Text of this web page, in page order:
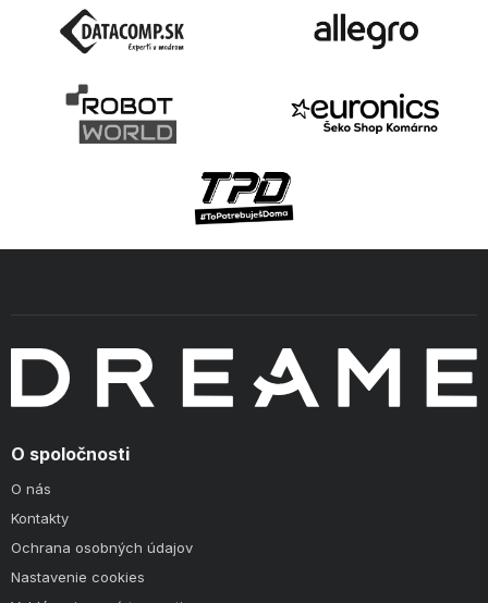
O spoločnosti
O nás
Kontakty
Ochrana osobných údajov
Nastavenie cookies